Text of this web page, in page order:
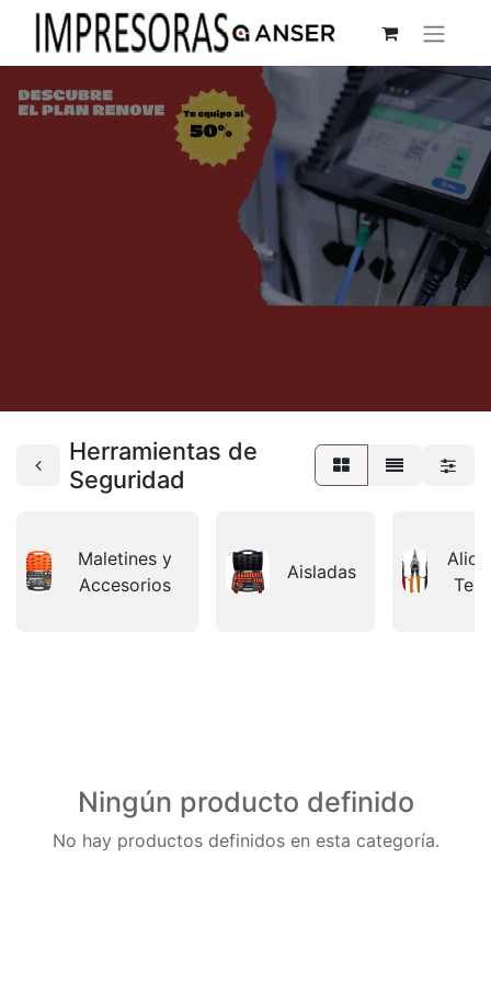
Herramientas de
Seguridad
Maletines y
Accesorios
Aisladas
Ningún producto definido
No hay productos definidos en esta categoría.